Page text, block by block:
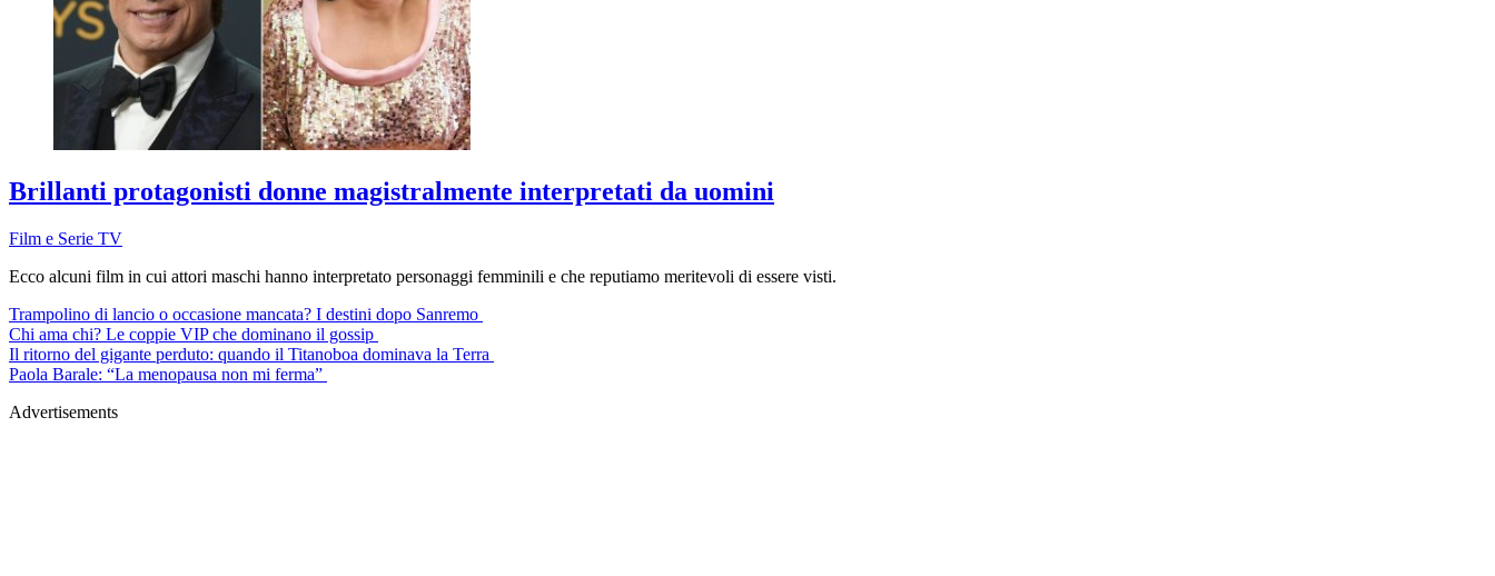
Brillanti protagonisti donne magistralmente interpretati da uomini
Film e Serie TV
Ecco alcuni film in cui attori maschi hanno interpretato personaggi femminili e che reputiamo meritevoli di essere visti.
Trampolino di lancio o occasione mancata? I destini dopo Sanremo
Chi ama chi? Le coppie VIP che dominano il gossip
Il ritorno del gigante perduto: quando il Titanoboa dominava la Terra
Paola Barale: “La menopausa non mi ferma”
Advertisements